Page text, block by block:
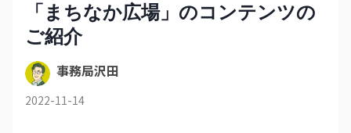
「まちなか広場」のコンテンツの
ご紹介
事務局沢田
2022-11-14